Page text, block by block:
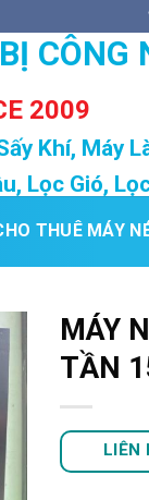
CÔNG
2009
Khí, Máy
Lọc Gió,
THUÊ MÁY
MÁY
TẦN
LIÊN